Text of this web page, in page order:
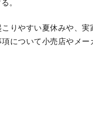
りやすい夏休みや、
について小売店やメ